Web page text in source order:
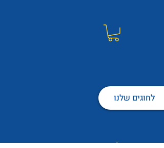
לחוגים שלנו